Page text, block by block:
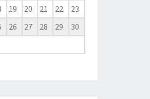
19 20 21 22
23
26 27 28 29
30